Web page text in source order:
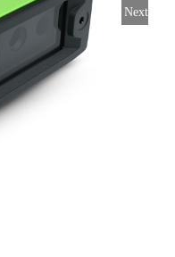
Next